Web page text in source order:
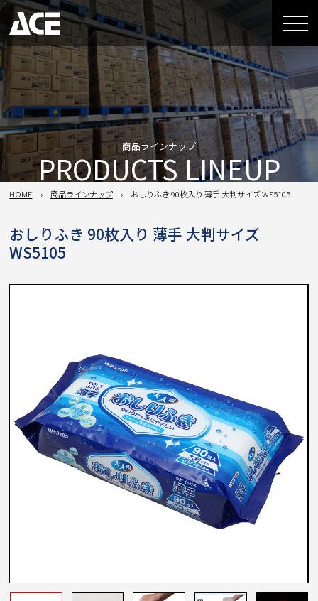
商品ラインナップ
PRODUCTS LINEUP
HOME 商品ラインナップ おしりふき 90枚入り 薄手 大判サイズ WS5105
おしりふき 90枚入り 薄手 大判サイズ
WS5105